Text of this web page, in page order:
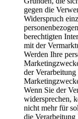
gegen die
Widerspruch
berechtigten
mit der
Werden Ihre
der
Wenn Sie der
widersprechen,
nicht mehr für
die Verarbeitung